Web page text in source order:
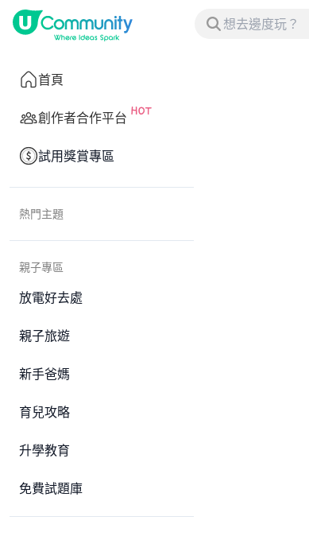
首頁
創作者合作平台
試用獎賞專區
熱門主題
親子專區
放電好去處
親子旅遊
新手爸媽
育兒攻略
升學教育
免費試題庫